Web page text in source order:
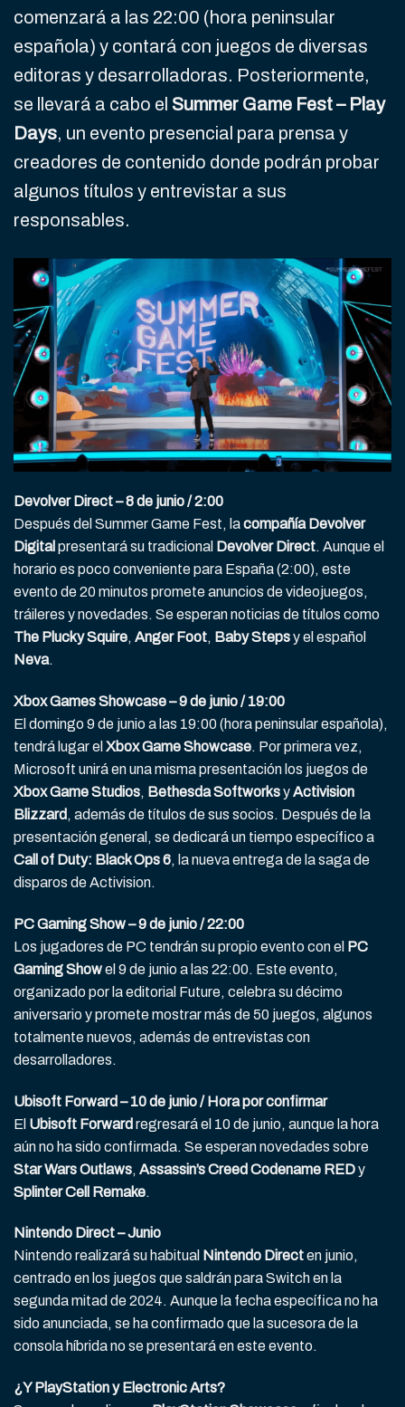
comenzará a las 22:00 (hora peninsular
española) y contará con juegos de diversas
editoras y desarrolladoras. Posteriormente,
se llevará a cabo el Summer Game Fest – Play
Days, un evento presencial para prensa y
creadores de contenido donde podrán probar
algunos títulos y entrevistar a sus
responsables.
Devolver Direct – 8 de junio / 2:00
Después del Summer Game Fest, lacompañía Devolver
Digital presentará su tradicional Devolver Direct. Aunque el
horario es poco conveniente para España (2:00), este
evento de 20 minutos promete anuncios de videojuegos,
tráileres y novedades. Se esperan noticias de títulos como
The Plucky Squire, Anger Foot, Baby Stepsy el español
Neva.
Xbox Games Showcase – 9 de junio / 19:00
El domingo 9 de junio a las 19:00 (hora peninsular española),
tendrá lugar el Xbox Game Showcase. Por primera vez,
Microsoft unirá en una misma presentación los juegos de
Xbox Game Studios, Bethesda SoftworksyActivision
Blizzard , además de títulos de sus socios. Después de la
presentación general, se dedicará un tiempo específico a
Call of Duty: Black Ops 6, la nueva entrega de la saga de
disparos de Activision.
PC Gaming Show – 9 de junio / 22:00
Los jugadores de PC tendrán su propio evento con el PC
Gaming Showel 9 de junio a las 22:00. Este evento,
organizado por la editorial Future, celebra su décimo
aniversario y promete mostrar más de 50 juegos, algunos
totalmente nuevos, además de entrevistas con
desarrolladores.
Ubisoft Forward – 10 de junio / Hora por confirmar
El Ubisoft Forward regresará el 10 de junio, aunque la hora
aún no ha sido confirmada. Se esperan novedades sobre
Star Wars Outlaws, Assassin’s Creed Codename REDy
Splinter Cell Remake.
Nintendo Direct – Junio
Nintendo realizará su habitual Nintendo Directen junio,
centrado en los juegos que saldrán para Switch en la
segunda mitad de 2024. Aunque la fecha específica no ha
sido anunciada, se ha confirmado que la sucesora de la
consola híbrida no se presentará en este evento.
¿Y PlayStation y Electronic Arts?